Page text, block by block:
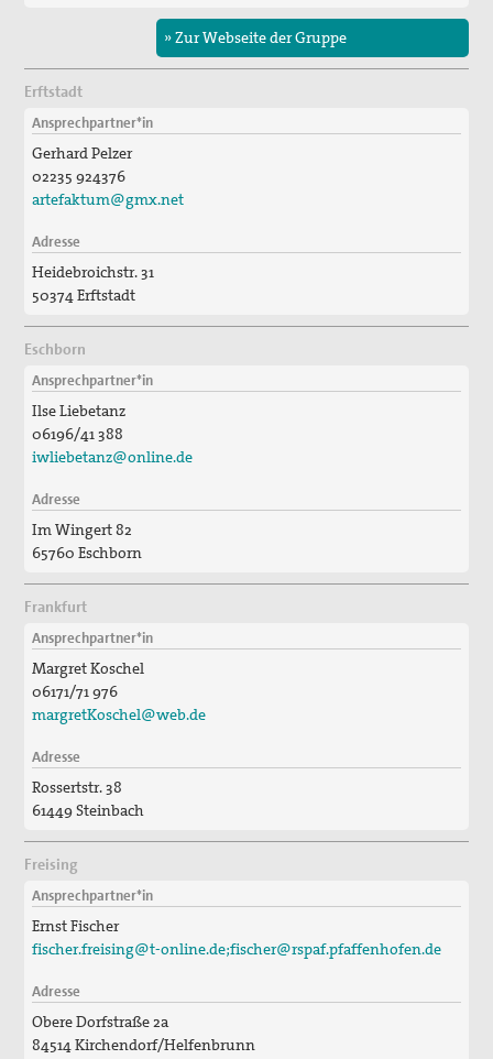
» Zur Webseite der Gruppe
Erftstadt
Ansprechpartner*in
Gerhard Pelzer
02235 924376
artefaktum@gmx.net
Adresse
Heidebroichstr. 31
50374 Erftstadt
Eschborn
Ansprechpartner*in
Ilse Liebetanz
06196/41 388
iwliebetanz@online.de
Adresse
Im Wingert 82
65760 Eschborn
Frankfurt
Ansprechpartner*in
Margret Koschel
06171/71 976
margretKoschel@web.de
Adresse
Rossertstr. 38
61449 Steinbach
Freising
Ansprechpartner*in
Ernst Fischer
fischer.freising@t-online.de;fischer@rspaf.pfaffenhofen.de
Adresse
Obere Dorfstraße 2a
84514 Kirchendorf/Helfenbrunn